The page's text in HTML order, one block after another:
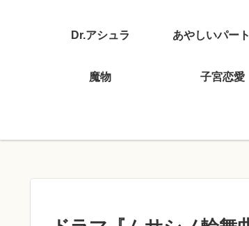
Dr.アシュラ あやしいパー
魔物 子宮恋愛